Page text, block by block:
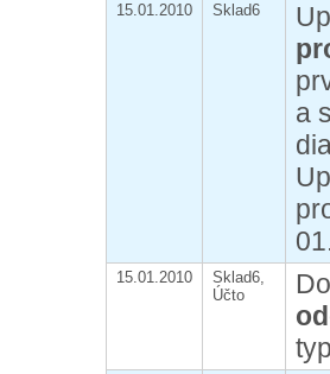
15.01.2010 Sklad6
a
15.01.2010
Sklad6,
Účto